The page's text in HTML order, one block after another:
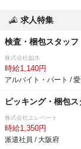
求人特集
検査・梱包スタッフ
株式会社如水
時給1,140円
アルバイト・パート /
ピッキング・梱包ス
株式会社エレベート
時給1,350円
派遣社員 / 大阪府